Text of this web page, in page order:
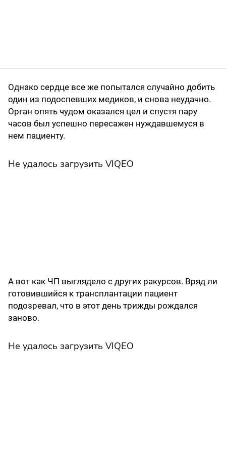
Однако сердце все же попытался случайно добить
один из подоспевших медиков, и снова неудачно.
Орган опять чудом оказался цел и спустя пару
часов был успешно пересажен нуждавшемуся в
нем пациенту.
Не удалось загрузить VIQEO
А вот как ЧП выглядело с других ракурсов. Вряд ли
готовившийся к трансплантации пациент
подозревал, что в этот день трижды рождался
заново.
Не удалось загрузить VIQEO